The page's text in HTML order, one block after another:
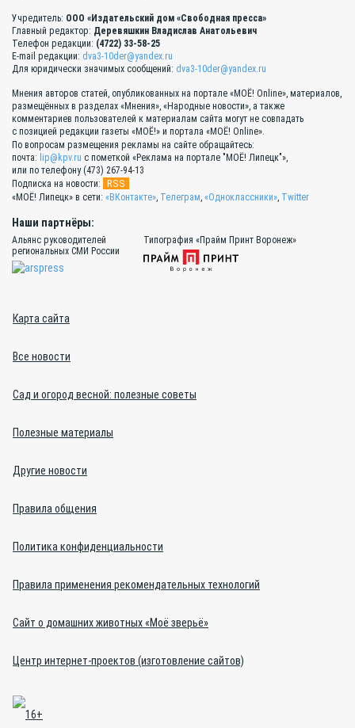
Учредитель: ООО «Издательский дом «Свободная пресса»
Главный редактор: Деревяшкин Владислав Анатольевич
Телефон редакции: (4722) 33-58-25
E-mail редакции: dva3-10der@yandex.ru
Для юридически значимых сообщений: dva3-10der@yandex.ru
Мнения авторов статей, опубликованных на портале «МОЁ! Online», материалов,
размещённых в разделах «Мнения», «Народные новости», а также
комментариев пользователей к материалам сайта могут не совпадать
с позицией редакции газеты «МОЁ!» и портала «МОЁ! Online».
По вопросам размещения рекламы на сайте обращайтесь:
почта: lip@kpv.ru с пометкой «Реклама на портале "МОЁ! Липецк"»,
или по телефону (473) 267-94-13
Подписка на новости:
RSS
«МОЁ! Липецк» в сети: «ВКонтакте» Телеграм «Одноклассники» Twitter
Наши партнёры:
Альянс руководителей
региональных СМИ России
Типография «Прайм Принт Воронеж»
Карта сайта
Все новости
Сад и огород весной: полезные советы
Полезные материалы
Другие новости
Правила общения
Политика конфиденциальности
Правила применения рекомендательных технологий
Сайт о домашних животных «Моё зверьё»
Центр интернет-проектов (изготовление сайтов)